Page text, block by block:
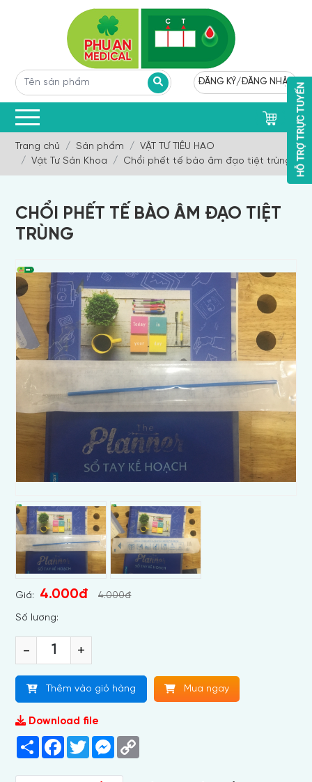
ĐĂNG KÝ/ĐĂNG NHẬP
Trang chủ Sản phẩm
VẬT TƯ TIÊU HAO
Vật Tư Sản Khoa
Chổi phết tế bào âm đạo tiệt trùng
CHỔI PHẾT TẾ BÀO ÂM ĐẠO TIỆT
TRÙNG
Giá: 4.000đ 4.000đ
Số lương:
- +
Thêm vào giỏ hàng Mua ngay
Download file
Share Facebook
TwitterMessenger